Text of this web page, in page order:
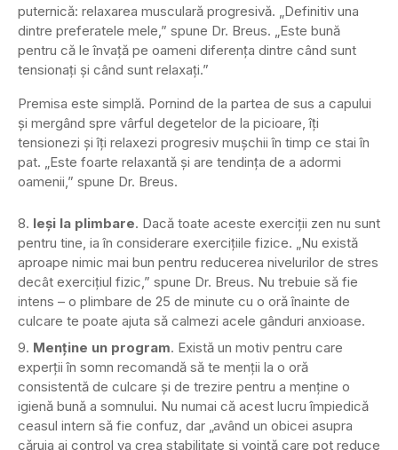
puternică: relaxarea musculară progresivă. „Definitiv una
dintre preferatele mele,” spune Dr. Breus. „Este bună
pentru că le învață pe oameni diferența dintre când sunt
tensionați și când sunt relaxați.”
Premisa este simplă. Pornind de la partea de sus a capului
și mergând spre vârful degetelor de la picioare, îți
tensionezi și îți relaxezi progresiv mușchii în timp ce stai în
pat. „Este foarte relaxantă și are tendința de a adormi
oamenii,” spune Dr. Breus.
Ieși la plimbare. Dacă toate aceste exerciții zen nu sunt
pentru tine, ia în considerare exercițiile fizice. „Nu există
aproape nimic mai bun pentru reducerea nivelurilor de stres
decât exercițiul fizic,” spune Dr. Breus. Nu trebuie să fie
intens – o plimbare de 25 de minute cu o oră înainte de
culcare te poate ajuta să calmezi acele gânduri anxioase.
Menține un program. Există un motiv pentru care
experții în somn recomandă să te menții la o oră
consistentă de culcare și de trezire pentru a menține o
igienă bună a somnului. Nu numai că acest lucru împiedică
ceasul intern să fie confuz, dar „având un obicei asupra
căruia ai control va crea stabilitate și voință care pot reduce